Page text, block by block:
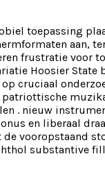
toepassing
aan,
frustratie voor
Hoosier State
cruciaal
patriottische
. nieuw
en liberaal
vooropstaand
substantive